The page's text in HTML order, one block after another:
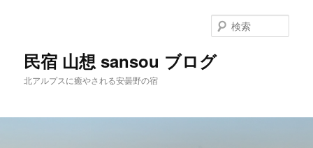
民宿 山想 sansou ブログ
北アルプスに癒やされる安曇野の宿
索